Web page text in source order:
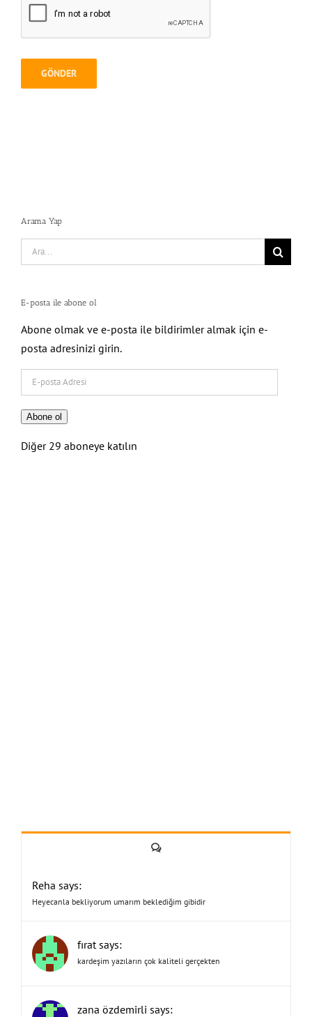
Arama Yap
Search
for:
E-posta ile abone ol
Abone olmak ve e-posta ile bildirimler almak için e-
posta adresinizi girin.
posta
Adresi
Abone ol
Diğer 29 aboneye katılın
Yorum
Reha says:
Heyecanla bekliyorum umarım beklediğim gibidir
fırat says:
kardeşim yazıların çok kaliteli gerçekten
zana özdemirli says: